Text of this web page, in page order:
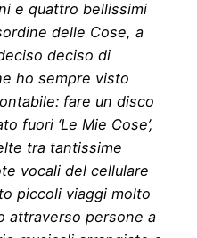
e quattro bellissimi
delle Cose, a
deciso di
ho sempre visto
fare un disco
fuori ‘Le Mie Cose’,
tra tantissime
vocali del cellulare
piccoli viaggi molto
attraverso persone a